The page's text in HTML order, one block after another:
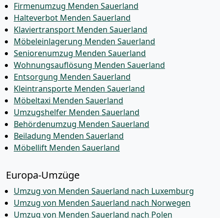
Firmenumzug Menden Sauerland
Halteverbot Menden Sauerland
Klaviertransport Menden Sauerland
Möbeleinlagerung Menden Sauerland
Seniorenumzug Menden Sauerland
Wohnungsauflösung Menden Sauerland
Entsorgung Menden Sauerland
Kleintransporte Menden Sauerland
Möbeltaxi Menden Sauerland
Umzugshelfer Menden Sauerland
Behördenumzug Menden Sauerland
Beiladung Menden Sauerland
Möbellift Menden Sauerland
Europa-Umzüge
Umzug von Menden Sauerland nach Luxemburg
Umzug von Menden Sauerland nach Norwegen
Umzug von Menden Sauerland nach Polen